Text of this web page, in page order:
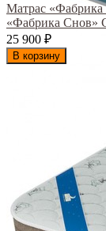
Матрас «Фабрика
«Фабрика Снов»
25 900 ₽
В корзину